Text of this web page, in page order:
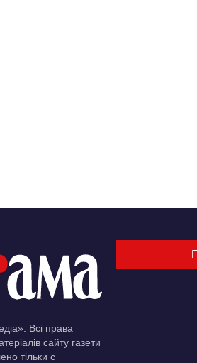
Всі права
сайту газети
тільки c